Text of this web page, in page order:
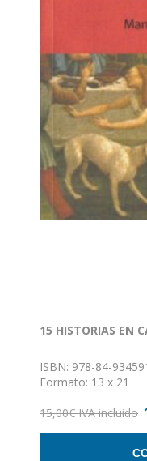
15 HISTORIAS EN
ISBN: 978-84-
Formato: 13 x 21
Encuadernación:
15,00€ IVA incluido